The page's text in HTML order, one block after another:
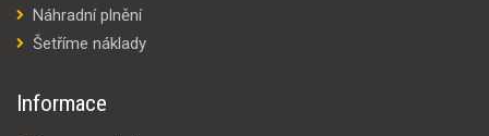
Náhradní plnění
Šetříme náklady
Informace